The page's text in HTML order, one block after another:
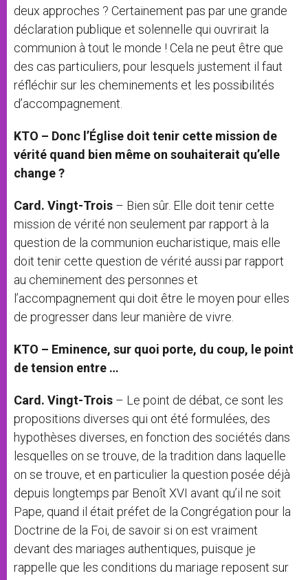
deux approches ? Certainement pas par une grande
déclaration publique et solennelle qui ouvrirait la
communion à tout le monde ! Cela ne peut être que
des cas particuliers, pour lesquels justement il faut
réfléchir sur les cheminements et les possibilités
d’accompagnement.
KTO – Donc l’Église doit tenir cette mission de
vérité quand bien même on souhaiterait qu’elle
change ?
Card. Vingt-Trois – Bien sûr. Elle doit tenir cette
mission de vérité non seulement par rapport à la
question de la communion eucharistique, mais elle
doit tenir cette question de vérité aussi par rapport
au cheminement des personnes et
l’accompagnement qui doit être le moyen pour elles
de progresser dans leur manière de vivre.
KTO – Eminence, sur quoi porte, du coup, le point
de tension entre …
Card. Vingt-Trois – Le point de débat, ce sont les
propositions diverses qui ont été formulées, des
hypothèses diverses, en fonction des sociétés dans
lesquelles on se trouve, de la tradition dans laquelle
on se trouve, et en particulier la question posée déjà
depuis longtemps par Benoît XVI avant qu’il ne soit
Pape, quand il était préfet de la Congrégation pour la
Doctrine de la Foi, de savoir si on est vraiment
devant des mariages authentiques, puisque je
rappelle que les conditions du mariage reposent sur